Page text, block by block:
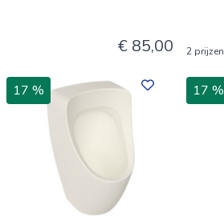
€ 85,00 2 prijzen
17 % 17 %